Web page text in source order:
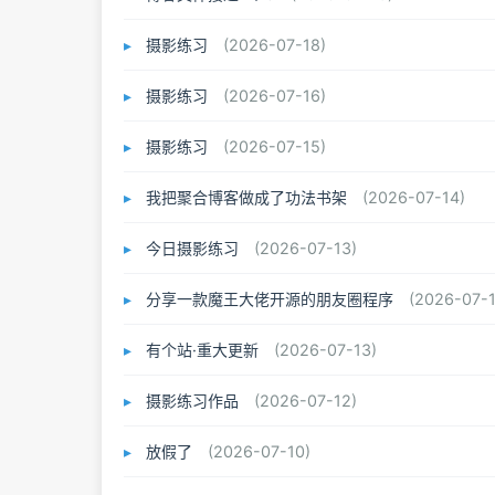
摄影练习 (2026-07-18)
摄影练习 (2026-07-16)
摄影练习 (2026-07-15)
我把聚合博客做成了功法书架 (2026-07-14)
今日摄影练习 (2026-07-13)
分享一款魔王大佬开源的朋友圈程序 (2026-07-
有个站·重大更新 (2026-07-13)
摄影练习作品 (2026-07-12)
放假了 (2026-07-10)